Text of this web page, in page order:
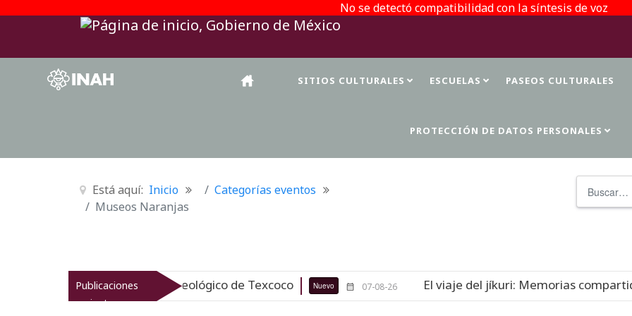
No se detectó compatibilidad con la síntesis de voz
SITIOS CULTURALES ESCUELAS PASEOS CULTURALES
PROTECCIÓN DE DATOS PERSONALES
Está aquí: Inicio
Categorías eventos
Museos Naranjas
Publicaciones
recientes
el patrimonio arqueológico de Texcoco Nuevo 07-08-26 El viaje del jíkuri: Memorias compartidas en